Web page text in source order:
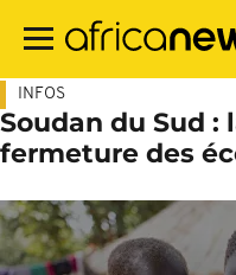
contenu
INFOS
Soudan du Sud
fermeture des